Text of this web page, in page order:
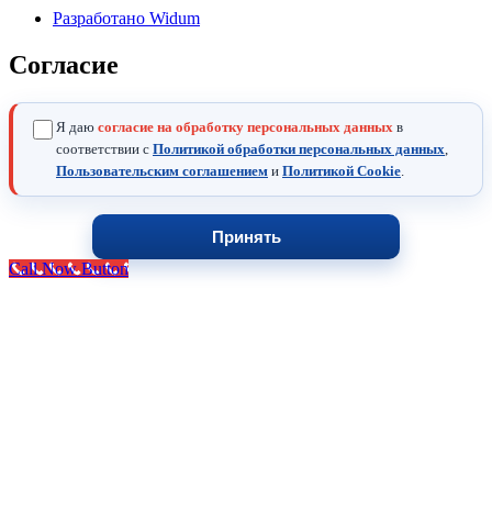
Разработано Widum
Согласие
Я даю согласие на обработку персональных данных в
соответствии с Политикой обработки персональных данных
Пользовательским соглашением и Политикой Cookie
Принять
Call Now Button